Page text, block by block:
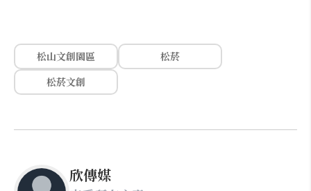
松山文創園區
松菸
松菸文創
欣傳媒